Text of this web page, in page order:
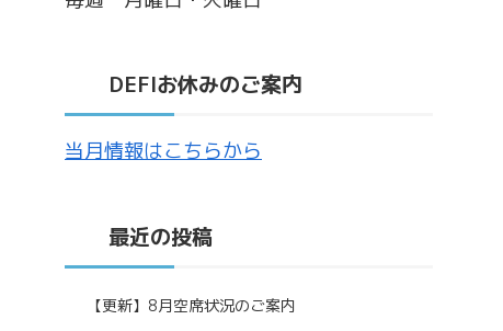
DEFIお休みのご案内
当月情報はこちらから
最近の投稿
【更新】8月空席状況のご案内